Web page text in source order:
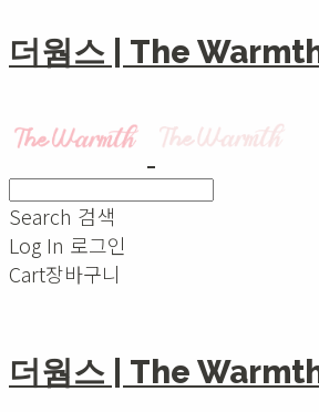
더웜스 | The
Search 검색
Log In 로그인
Cart장바구니
더웜스 | The